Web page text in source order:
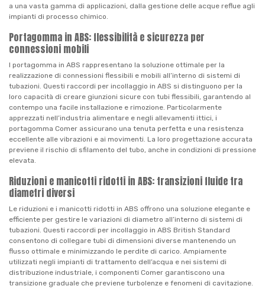
a una vasta gamma di applicazioni, dalla gestione delle acque reflue agli
impianti di processo chimico.
Portagomma in ABS: flessibilità e sicurezza per
connessioni mobili
I portagomma in ABS rappresentano la soluzione ottimale per la
realizzazione di connessioni flessibili e mobili all’interno di sistemi di
tubazioni. Questi raccordi per incollaggio in ABS si distinguono per la
loro capacità di creare giunzioni sicure con tubi flessibili, garantendo al
contempo una facile installazione e rimozione. Particolarmente
apprezzati nell’industria alimentare e negli allevamenti ittici, i
portagomma Comer assicurano una tenuta perfetta e una resistenza
eccellente alle vibrazioni e ai movimenti. La loro progettazione accurata
previene il rischio di sfilamento del tubo, anche in condizioni di pressione
elevata.
Riduzioni e manicotti ridotti in ABS: transizioni fluide tra
diametri diversi
Le riduzioni e i manicotti ridotti in ABS offrono una soluzione elegante e
efficiente per gestire le variazioni di diametro all’interno di sistemi di
tubazioni. Questi raccordi per incollaggio in ABS British Standard
consentono di collegare tubi di dimensioni diverse mantenendo un
flusso ottimale e minimizzando le perdite di carico. Ampiamente
utilizzati negli impianti di trattamento dell’acqua e nei sistemi di
distribuzione industriale, i componenti Comer garantiscono una
transizione graduale che previene turbolenze e fenomeni di cavitazione.